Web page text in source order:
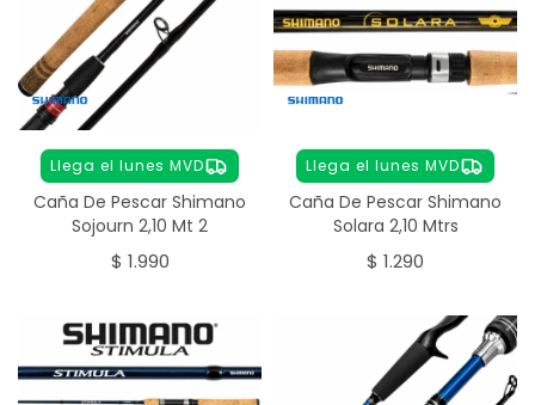
Llega el lunes MVD
Caña De Pescar Shimano
Sojourn 2,10 Mt 2
$ 1.990
Llega el lunes MVD
Caña De Pescar Shimano
Solara 2,10 Mtrs
$ 1.290